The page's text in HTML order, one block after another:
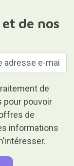
de nos
de
pour pouvoir
de
informations